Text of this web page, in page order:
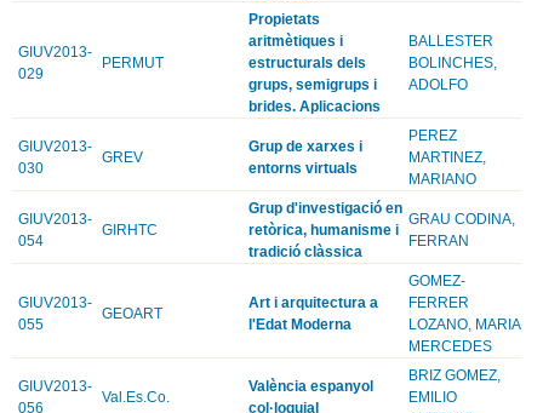
GIUV2013-
029
PERMUT
Propietats
aritmètiques i
estructurals dels
grups, semigrups i
brides. Aplicacions
BALLESTER
BOLINCHES,
ADOLFO
GIUV2013-
030
GREV
Grup de xarxes i
entorns virtuals
PEREZ
MARTINEZ,
MARIANO
GIUV2013-
054
GIRHTC
Grup d'investigació en
retòrica, humanisme i
tradició clàssica
GRAU CODINA,
FERRAN
GIUV2013-
055
GEOART
Art i arquitectura a
l'Edat Moderna
GOMEZ-
FERRER
LOZANO, MARIA
MERCEDES
GIUV2013-
056
Val.Es.Co.
València espanyol
col·loquial
BRIZ GOMEZ,
EMILIO